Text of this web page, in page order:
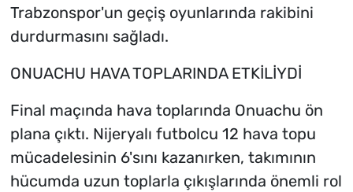
Trabzonspor'un geçiş oyunlarında rakibini
durdurmasını sağladı.
ONUACHU HAVA TOPLARINDA ETKİLİYDİ
Final maçında hava toplarında Onuachu ön
plana çıktı. Nijeryalı futbolcu 12 hava topu
mücadelesinin 6'sını kazanırken, takımının
hücumda uzun toplarla çıkışlarında önemli rol